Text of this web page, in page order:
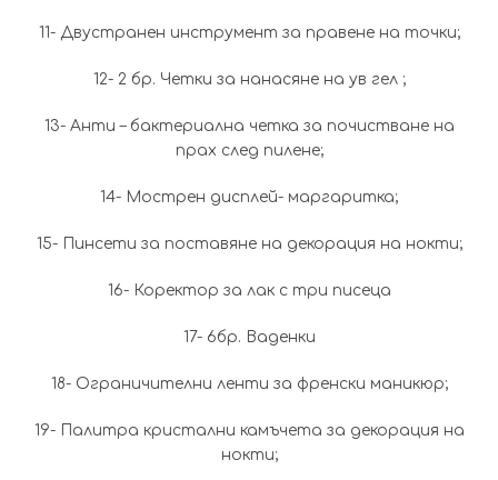
11- Двустранен инструмент за правене на точки;
12- 2 бр. Четки за нанасяне на ув гел ;
13- Анти – бактериална четка за почистване на
прах след пилене;
14- Мострен дисплей- маргаритка;
15- Пинсети за поставяне на декорация на нокти;
16- Коректор за лак с три писеца
17- 6бр. Ваденки
18- Ограничителни ленти за френски маникюр;
19- Палитра кристални камъчета за декорация на
нокти;